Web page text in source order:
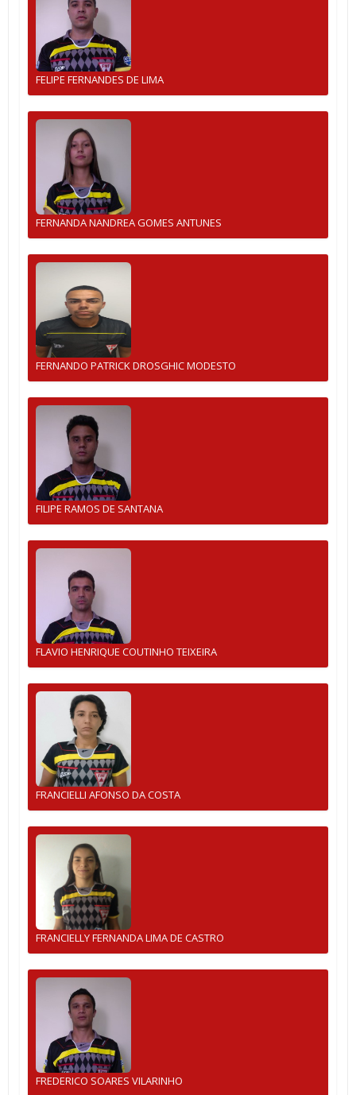
FELIPE FERNANDES DE LIMA
FERNANDA NANDREA GOMES ANTUNES
FERNANDO PATRICK DROSGHIC MODESTO
FILIPE RAMOS DE SANTANA
FLAVIO HENRIQUE COUTINHO TEIXEIRA
FRANCIELLI AFONSO DA COSTA
FRANCIELLY FERNANDA LIMA DE CASTRO
FREDERICO SOARES VILARINHO